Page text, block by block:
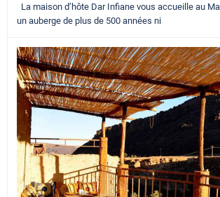
La maison d’hôte Dar Infiane vous accueille au
un auberge de plus de 500 années ni